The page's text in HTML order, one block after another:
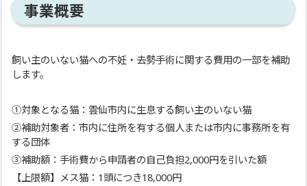
事業概要
飼い主のいない猫への不妊・去勢手術に関する費用の一部を補助
します。
①対象となる猫：雲仙市内に生息する飼い主のいない猫
②補助対象者：市内に住所を有する個人または市内に事務所を有
する団体
③補助額：手術費から申請者の自己負担2,000円を引いた額
【上限額】メス猫：1頭につき18,000円